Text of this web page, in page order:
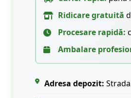
Ridicare gratuită
Procesare rapidă:
Ambalare
Adresa depozit: